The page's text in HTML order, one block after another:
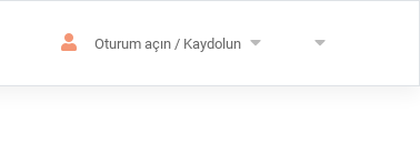
Oturum açın / Kaydolun